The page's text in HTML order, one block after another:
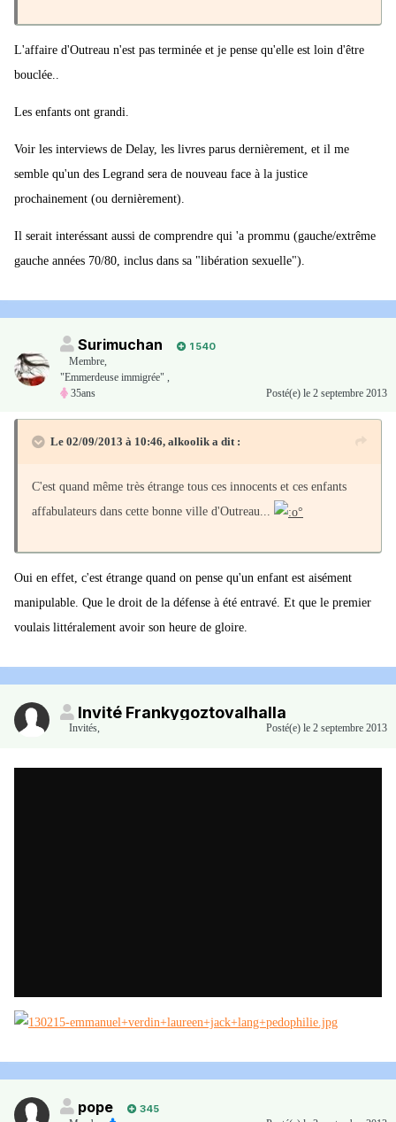
L'affaire d'Outreau n'est pas terminée et je pense qu'elle est loin d'être
bouclée..
Les enfants ont grandi.
Voir les interviews de Delay, les livres parus dernièrement, et il me
semble qu'un des Legrand sera de nouveau face à la justice
prochainement (ou dernièrement).
Il serait interéssant aussi de comprendre qui 'a prommu (gauche/extrême
gauche années 70/80, inclus dans sa "libération sexuelle").
Surimuchan
1 540
Membre,
"Emmerdeuse immigrée" ,
35ans
Posté(e) le 2 septembre 2013
Le 02/09/2013 à 10:46, alkoolik a dit :
C'est quand même très étrange tous ces innocents et ces enfants
affabulateurs dans cette bonne ville d'Outreau...
Oui en effet, c'est étrange quand on pense qu'un enfant est aisément
manipulable. Que le droit de la défense à été entravé. Et que le premier
voulais littéralement avoir son heure de gloire.
Invité Frankygoztovalhalla
Invités, Posté(e) le 2 septembre 2013
pope
345